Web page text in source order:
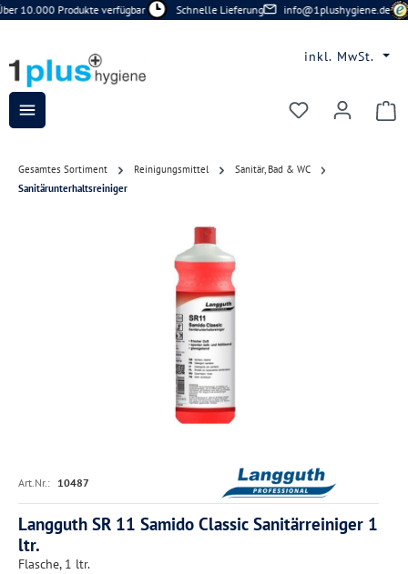
Zum Hauptinhalt springen
10.000 Produkte verfügbar Schnelle Lieferung info@1plushygiene.de
inkl. MwSt.
Du hast 0
Gesamtes Sortiment Reinigungsmittel
Sanitär, Bad & WC
Sanitärunterhaltsreiniger
Art.Nr.: 10487
Langguth SR 11 Samido Classic Sanitärreiniger 1
ltr.
Flasche, 1 ltr.